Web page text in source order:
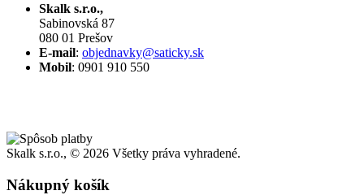
Skalk s.r.o.,
Sabinovská 87
080 01 Prešov
E-mail: objednavky@saticky.sk
Mobil: 0901 910 550
Skalk s.r.o., © 2026 Všetky práva vyhradené.
Nákupný košík